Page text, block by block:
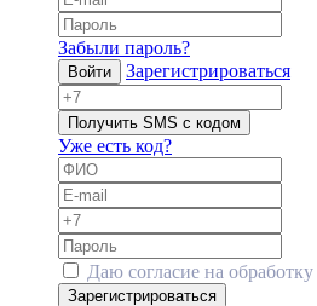
Забыли пароль?
Войти Зарегистрироваться
Получить SMS с кодом
Уже есть код?
Даю согласие на обработку
Зарегистрироваться